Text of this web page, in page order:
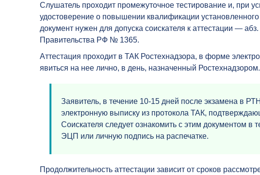
Слушатель проходит промежуточное тестирование и, при
удостоверение о повышении квалификации
документ нужен для допуска соискателя к аттестации —
Правительства РФ № 1365.
Аттестация проходит в ТАК Ростехнадзора, в форме
явиться на нее лично, в день, назначенный Ростехнадзором.
Заявитель, в течение 10-15 дней после экзамена в
электронную выписку из протокола ТАК,
Соискателя следует ознакомить с этим документом в
ЭЦП или личную подпись на распечатке.
Продолжительность аттестации зависит от сроков